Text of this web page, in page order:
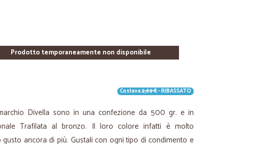
Prodotto temporaneamente non disponibile
Costava2,69 €- RIBASSATO
Divella sono in una confezione da 500 gr. e in
Trafilata al bronzo. Il loro colore infatti è molto
ancora di più. Gustali con ogni tipo di condimento e